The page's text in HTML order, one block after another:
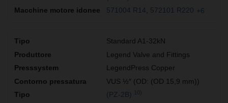
571004 R14 572101 R220 +6
Standard A1-32kN
Legend Valve and Fittings
LegendPress Copper
VUS ½″ (OD: (OD 15,9 mm))
(PZ-2B)
10)